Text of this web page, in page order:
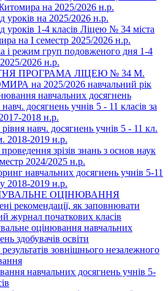
на 2025/2026 н.р.
уроків на 2025/2026 н.р.
уроків 1-4 класів Ліцею № 34 міста
на І семестр 2025/2026 н.р.
і режим груп подовженого дня 1-4
2025/2026 н.р.
ПРОГРАМА ЛІЦЕЮ № 34 М.
на 2025/2026 навчальний рік
навчальних досягнень
навч. досягнень учнів 5 - 11 класів за
2018 н.р.
рівня навч. досягнень учнів 5 - 11 кл.
2018-2019 н.р.
зрізів знань з основ наук
2024/2025 н.р.
навчальних досягнень учнів 5-11
у 2018-2019 н.р.
ОЦІНЮВАННЯ
рекомендації, як заповнювати
журнал початкових класів
оцінювання навчальних
здобувачів освіти
результатів зовнішнього незалежного
навчальних досягнень учнів 5-